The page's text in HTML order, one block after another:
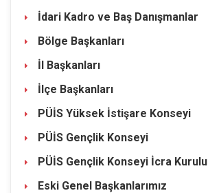
İdari Kadro ve Baş Danışmanlar
Bölge Başkanları
İl Başkanları
İlçe Başkanları
PÜİS Yüksek İstişare Konseyi
PÜİS Gençlik Konseyi
PÜİS Gençlik Konseyi İcra Kurulu
Eski Genel Başkanlarımız